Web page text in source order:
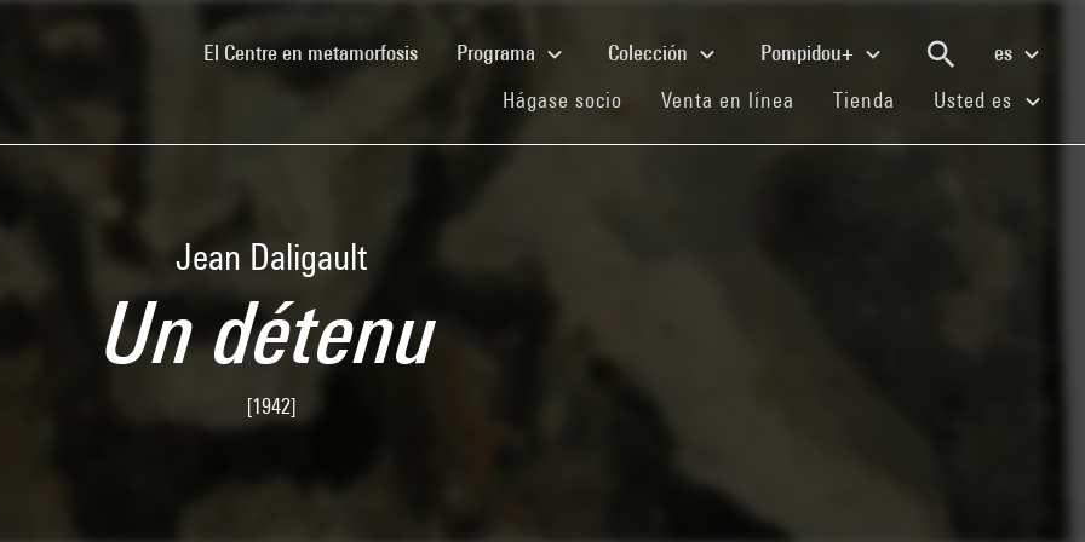
El Centre en metamorfosis(current)Programa Colección Pompidou+
es
Hágase socio (current)
Venta en línea (current)
Tienda (current)
Usted es
Jean Daligault
Un détenu
[1942]